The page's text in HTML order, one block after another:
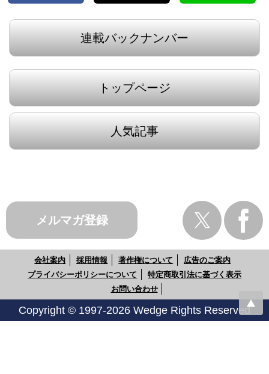
連載バックナンバー
トップページ
人気記事
メルマガ登録
会社案内 採用情報 著作権について
広告のご案内
プライバシーポリシーについて
特定商取引法に基づく表示
お問い合わせ
Copyright © 1997-2026 Wedge Rights Reserved